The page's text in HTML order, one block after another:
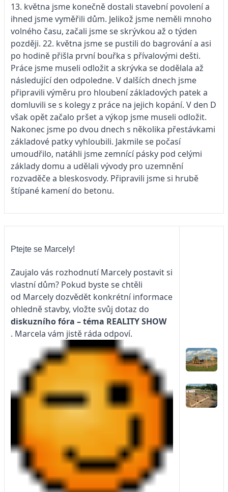
13. května jsme konečně dostali stavební povolení a
ihned jsme vyměřili dům. Jelikož jsme neměli mnoho
volného času, začali jsme se skrývkou až o týden
později. 22. května jsme se pustili do bagrování a asi
po hodině přišla první bouřka s přívalovými dešti.
Práce jsme museli odložit a skrývka se dodělala až
následující den odpoledne. V dalších dnech jsme
připravili výměru pro hloubení základových patek a
domluvili se s kolegy z práce na jejich kopání. V den D
však opět začalo pršet a výkop jsme museli odložit.
Nakonec jsme po dvou dnech s několika přestávkami
základové patky vyhloubili. Jakmile se počasí
umoudřilo, natáhli jsme zemnící pásky pod celými
základy domu a udělali vývody pro uzemnění
rozvaděče a bleskosvody. Připravili jsme si hrubě
štípané kamení do betonu.
Ptejte se Marcely!
Zaujalo vás rozhodnutí Marcely postavit si
vlastní dům? Pokud byste se chtěli
od Marcely dozvědět konkrétní informace
ohledně stavby, vložte svůj dotaz do
diskuzního fóra – téma REALITY SHOW
. Marcela vám jistě ráda odpoví.